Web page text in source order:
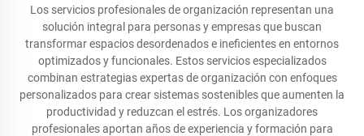
Los servicios profesionales de organización representan una
solución integral para personas y empresas que buscan
transformar espacios desordenados e ineficientes en entornos
optimizados y funcionales. Estos servicios especializados
combinan estrategias expertas de organización con enfoques
personalizados para crear sistemas sostenibles que aumenten la
productividad y reduzcan el estrés. Los organizadores
profesionales aportan años de experiencia y formación para